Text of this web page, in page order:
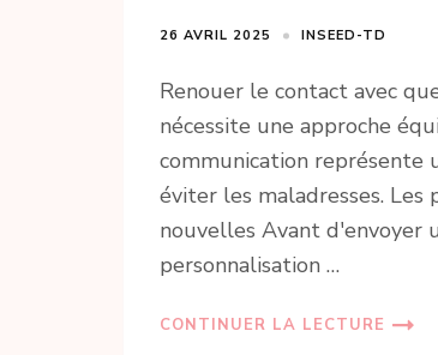
26 AVRIL 2025 INSEED-TD
Renouer le contact avec
nécessite une approche
communication
éviter les maladresses.
nouvelles Avant d'envoyer
personnalisation …
CONTINUER LA LECTURE